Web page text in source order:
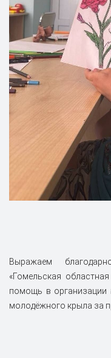
Выражаем
«Гомельская
помощь в организации
молодёжного крыла за